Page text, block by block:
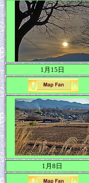
1月15日
1月8日